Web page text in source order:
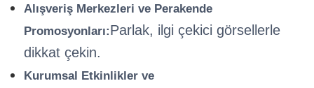
Alışveriş Merkezleri ve Perakende
Promosyonları:Parlak, ilgi çekici görsellerle
dikkat çekin.
Kurumsal Etkinlikler ve